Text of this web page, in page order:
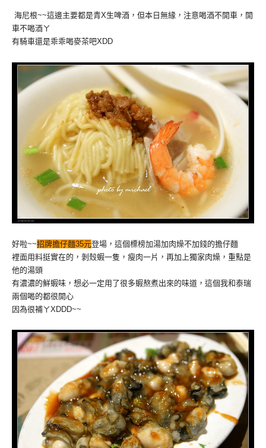
海尼根~~這邊主要都是青X生啤酒，但本日無緣，注意喝酒不開車，開
車不喝酒ㄚ
有騎車還是乖乖喝麥茶吧XDD
好啦~~招牌擔仔麵35元登場，這個標榜加湯加肉燥不加錢的擔仔麵
裡面用料挺實在的，剝殼蝦一隻，瘦肉一片，再加上獨家肉燥，重點是
他的湯頭
有濃濃的鮮蝦味，想必一定用了很多蝦熬煮出來的味道，這個我和泰瑞
兩個喝的都很開心
因為很補ㄚXDDD~~